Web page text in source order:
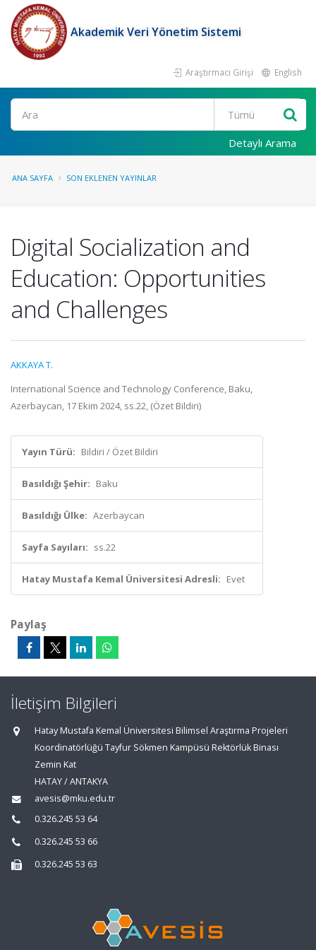
Akademik Veri Yönetim Sistemi
Araştırmacı Girişi English
Ara
Detaylı Arama
ANA SAYFA SON EKLENEN YAYINLAR
Digital Socialization and
Education: Opportunities
and Challenges
AKKAYA T.
International Science and Technology Conference, Baku,
Azerbaycan, 17 Ekim 2024, ss.22, (Özet Bildiri)
Yayın Türü: Bildiri / Özet Bildiri
Basıldığı Şehir: Baku
Basıldığı Ülke: Azerbaycan
Sayfa Sayıları: ss.22
Hatay Mustafa Kemal Üniversitesi Adresli: Evet
Paylaş
İletişim Bilgileri
Hatay Mustafa Kemal Üniversitesi Bilimsel Araştırma Projeleri
Koordinatörlüğü Tayfur Sökmen Kampüsü Rektörlük Binası
Zemin Kat
HATAY / ANTAKYA
avesis@mku.edu.tr
0.326.245 53 64
0.326.245 53 66
0.326.245 53 63